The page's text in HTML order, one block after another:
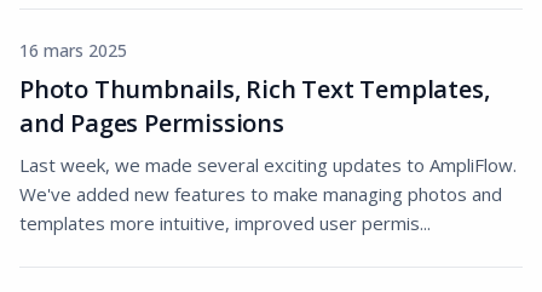
16 mars 2025
Photo Thumbnails, Rich Text Templates,
and Pages Permissions
Last week, we made several exciting updates to AmpliFlow.
We've added new features to make managing photos and
templates more intuitive, improved user permis...